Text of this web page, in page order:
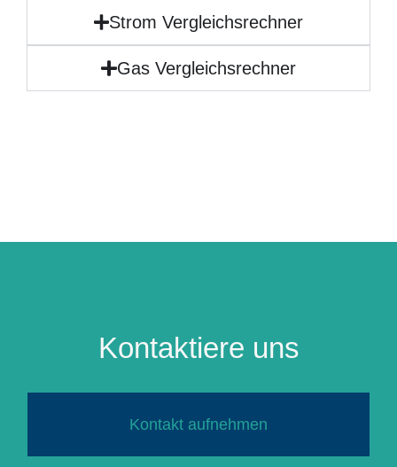
Strom Vergleichsrechner
Gas Vergleichsrechner
Kontaktiere uns
Kontakt aufnehmen